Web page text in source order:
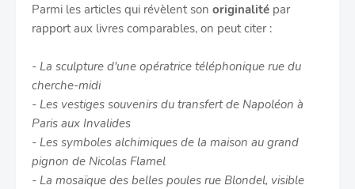
Parmi les articles qui révèlent son originalité par
rapport aux livres comparables, on peut citer :
- La sculpture d'une opératrice téléphonique rue du
cherche-midi
- Les vestiges souvenirs du transfert de Napoléon à
Paris aux Invalides
- Les symboles alchimiques de la maison au grand
pignon de Nicolas Flamel
- La mosaïque des belles poules rue Blondel, visible